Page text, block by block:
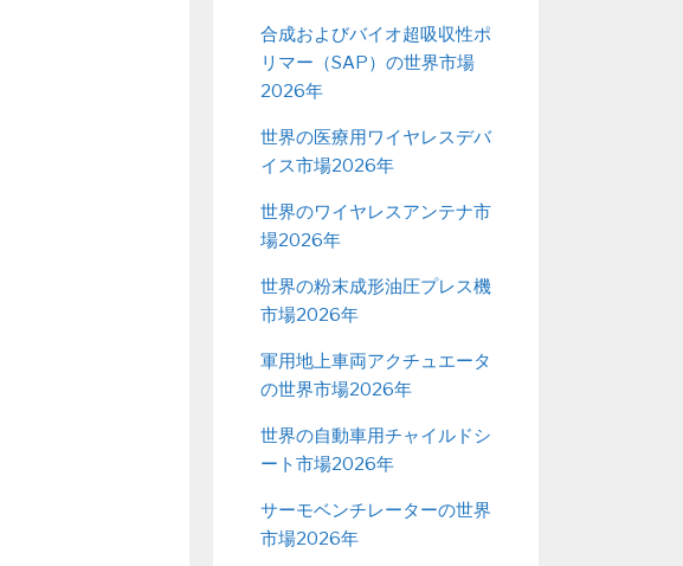
合成およびバイオ超吸収性ポ
リマー（SAP）の世界市場
2026年
世界の医療用ワイヤレスデバ
イス市場2026年
世界のワイヤレスアンテナ市
場2026年
世界の粉末成形油圧プレス機
市場2026年
軍用地上車両アクチュエータ
の世界市場2026年
世界の自動車用チャイルドシ
ート市場2026年
サーモベンチレーターの世界
市場2026年